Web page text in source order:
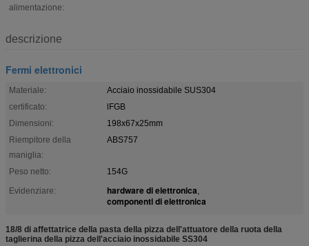
alimentazione:
descrizione
Fermi elettronici
Materiale:
Acciaio inossidabile SUS304
certificato:
lFGB
Dimensioni:
198x67x25mm
Riempitore della
maniglia:
ABS757
Peso netto:
154G
Evidenziare:
hardware di elettronica,
componenti di elettronica
18/8 di affettatrice della pasta della pizza dell'attuatore della ruota della
taglierina della pizza dell'acciaio inossidabile SS304